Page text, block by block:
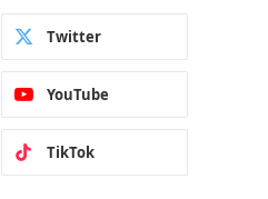
Twitter
YouTube
TikTok